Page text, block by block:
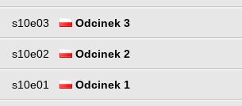
s10e03 Odcinek 3
s10e02 Odcinek 2
s10e01 Odcinek 1